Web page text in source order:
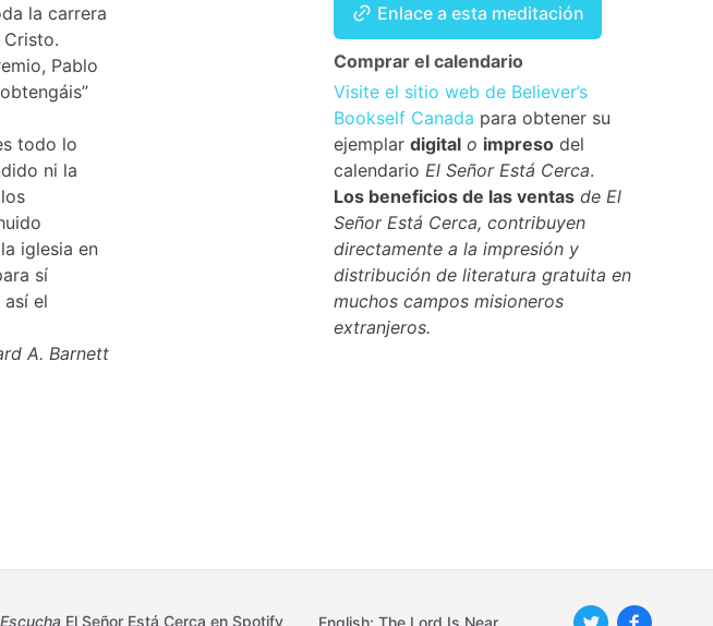
la carrera
Pablo
todo lo
ni la
iglesia en
sí
el
A. Barnett
Enlace a esta meditación
Comprar el calendario
Visite el sitio web de Believer’s
Bookself Canada para obtener su
ejemplar digital o impreso del
calendario El Señor Está Cerca.
Los beneficios de las ventas de El
Señor Está Cerca, contribuyen
directamente a la impresión y
distribución de literatura gratuita en
muchos campos misioneros
extranjeros.
Escucha El Señor Está Cerca en Spotify English: The Lord Is Near